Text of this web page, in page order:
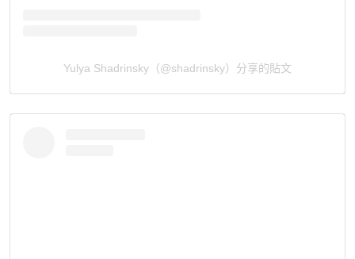
Yulya Shadrinsky（@shadrinsky）分享的貼文